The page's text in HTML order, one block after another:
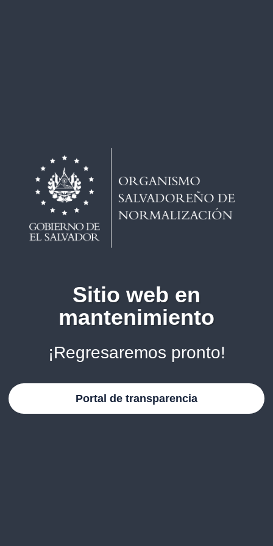
Sitio web en
mantenimiento
¡Regresaremos pronto!
Portal de transparencia